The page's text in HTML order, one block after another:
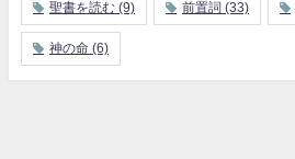
聖書を読む (9) 前置詞 (33)
神の命 (6)